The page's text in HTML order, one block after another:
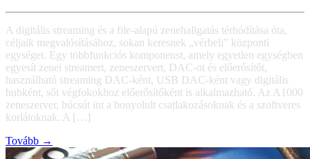
A digitális streaming és a file-alapú zenehallgatás térhódítása óta,
céljaik megvalósításához, sokan keresnek „vérbeli” központi
egységet. Egy többfunkciós komponenst, amely egyetlen egységben
egyesít zenei streamert, zeneszervert, DAC-ot és előerősítőt,
használható streaming DAC-ként, USB DAC-ként vagy digitális
hubként, sőt végfokokhoz előerősítőként is alkalmazható. Az A1000
zeneszerver, búcsút int a bonyolult csatlakozásoknak és a szoftveres
korlátoknak. A […]
Tovább →